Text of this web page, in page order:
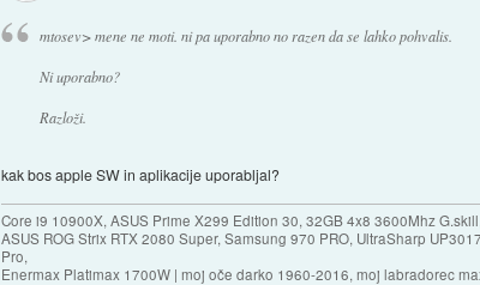
mtosev> mene ne moti. ni pa uporabno no razen da se lahko pohvalis.
Ni uporabno?
Razloži.
kak bos apple SW in aplikacije uporabljal?
Core i9 10900X, ASUS Prime X299 Edition 30, 32GB 4x8 3600Mhz
ASUS ROG Strix RTX 2080 Super, Samsung 970 PRO, UltraSharp
Pro,
Enermax Platimax 1700W | moj oče darko 1960-2016, moj labradorec